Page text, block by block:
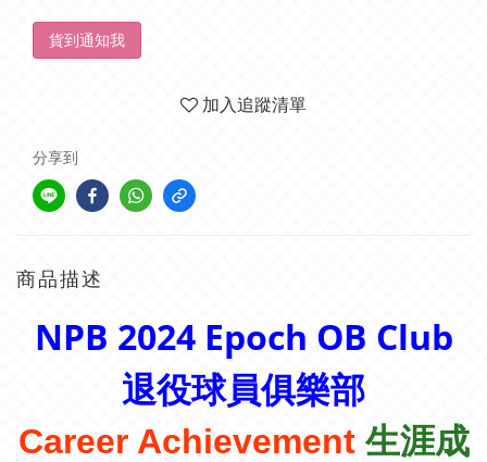
貨到通知我
加入追蹤清單
分享到
商品描述
NPB 2024 Epoch OB Club
退役球員俱樂部
Career Achievement生涯成